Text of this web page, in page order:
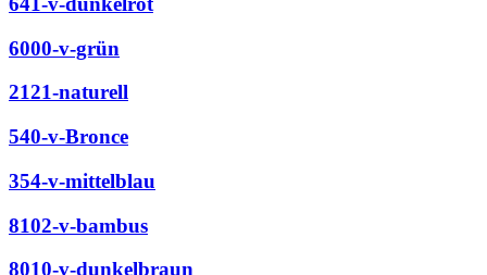
6000-v-grün
2121-naturell
540-v-Bronce
354-v-mittelblau
8102-v-bambus
8010-v-dunkelbraun